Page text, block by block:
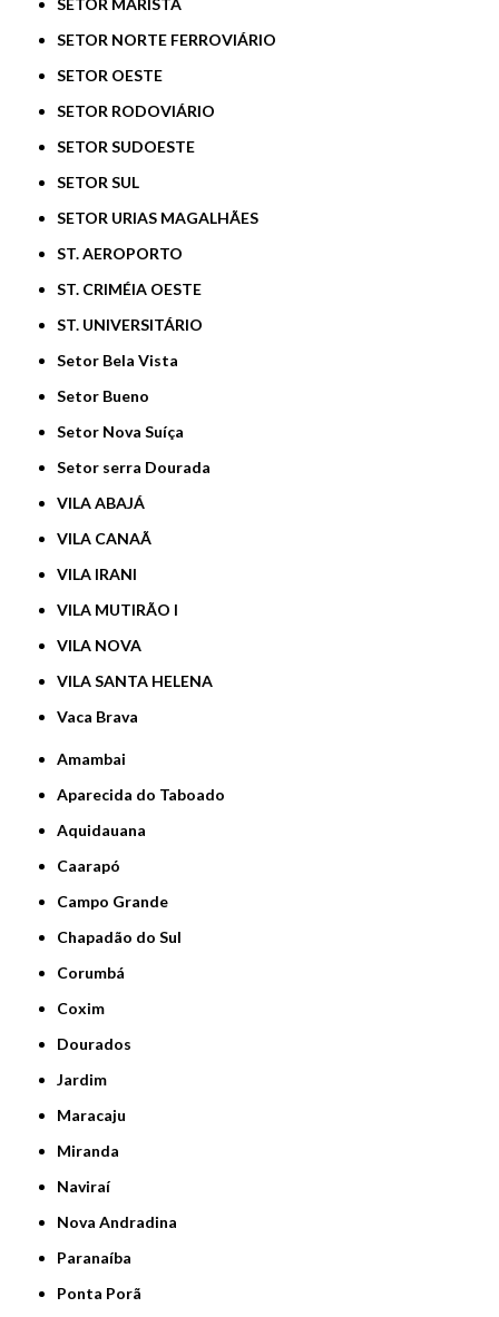
SETOR NORTE FERROVIÁRIO
SETOR OESTE
SETOR RODOVIÁRIO
SETOR SUDOESTE
SETOR SUL
SETOR URIAS MAGALHÃES
ST. AEROPORTO
ST. CRIMÉIA OESTE
ST. UNIVERSITÁRIO
Setor Bela Vista
Setor Bueno
Setor Nova Suíça
Setor serra Dourada
VILA ABAJÁ
VILA CANAÃ
VILA IRANI
VILA MUTIRÃO I
VILA NOVA
VILA SANTA HELENA
Vaca Brava
Amambai
Aparecida do Taboado
Aquidauana
Caarapó
Campo Grande
Chapadão do Sul
Corumbá
Coxim
Dourados
Jardim
Maracaju
Miranda
Naviraí
Nova Andradina
Paranaíba
Ponta Porã